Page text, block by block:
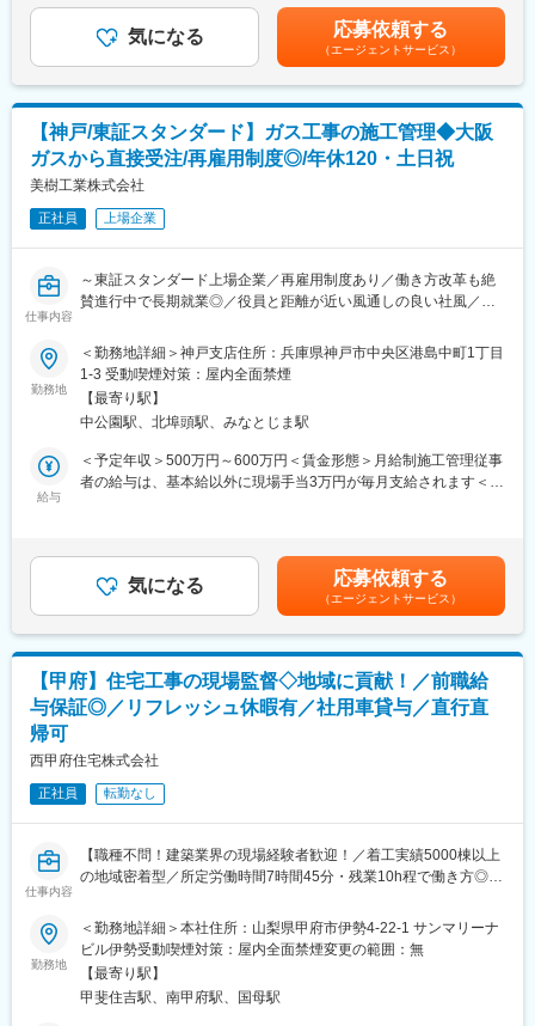
車通勤・バイク通勤可、ガソリンカード支給、駐車場完備。残業
は月平均20時間以下、長期休暇や各種手当も充実しています。
■想定されるキャリアパス
現場監督として経験を積んだ後、複数現場の統括やマネジメン
ト、資格取得による専門性向上など多様なキャリアアップが可能
です。
■企業の特徴/魅力
ける環境が整っています。
◎2026年より年休120日、完全週休2日制(土・日・祝)
◎充実の手当支給
※施工管理職の現場手当・資格手当等が支給されます。
時間の残業時間に抑えることが叶っております。
■社風：
「みんなが元気に挨拶する会社」であり、社内コミュニケーショ
ンが活発です。社内委員会の活動も活発で、役員も交えて社内の
より良い働き方に向けた活動が進んでいます。
またTeamsを用いたリモート会議も積極的に活用しています。
■教育体制：
（１）当社はメンター制度を採用しており、一人ひとりに担当の
があり、わからないことはすぐに相談できる環境があります。
（２）ガス工事にはさまざまな手順や作業があり、それを行うに
は定められた資格が必要です。当社では人材育成の取り組みのひ
ます。
また、安全、品質、CSの向上に取り組む社員・協力業者を表彰・
大阪ガス主催の資格取得講習へ参加いただいたり、自己啓発支援
として各種通信教育や資格取得セミナー等の受講費補助をしてお
ります。また、資格試験受験料は会社が全額負担しております
（各資格級毎3回まで）。
また、模擬試験問題を資格学校から購入したり、過去問から担当
がピックアップして問題集を作成したものを活用することもでき
ます。
ます。■モデル年収：30歳570万円（賞与、時間外等を含む一例）
■残業：月25時間程度（25年度実績平均25時間）※繁忙期は左記を
超える場合有り■賞与：基本給の4.0ヶ月分（前年度実
績） その他 会社業績に応じて決算賞与を支給する場合有
り賃金はあくまでも目安の金額であり、選考を通じて上下する可
能性があります。月給(月額)は固定手当を含めた表記です。
気になる 応募依頼する
（エージェントサービス）
【神戸/東証スタンダード】ガス工事の施工管理◆大阪
ガスから直接受注/再雇用制度◎/年休120・土日祝
美樹工業株式会社
正社員 上場企業
仕事内容
～東証スタンダード上場企業／再雇用制度あり／働き方改革も絶
賛進行中で長期就業◎／役員と距離が近い風通しの良い社風／転
■業務内容：
大阪ガスの指定工事会社として、ガスを安全かつ安定的に供給す
るために、兵庫県内のガス管敷設工事等を行なっています。
ガス工事の施工数は県内トップクラスで、ガス導管(外管)工事、敷
地内工事(内管)、ガス管の保全業務、緊急保安業務などを担当して
います。
◎充実の手当支給
※施工管理職の現場手当・資格手当・住宅手当等支給されます。
■社風：
「みんなが元気に挨拶する会社」であり、社内コミュニケーショ
より良い働き方に向けた活動が進んでいます。
られた資格が必要です。当社では人材育成の取り組みのひとつと
して、資格の取得をめざす社員を積極的にサポートしています。
る評価制度を設け、社内外のレベルアップに力を入れています。
■充実の資格取得支援制度：
大阪ガス主催の資格取得講習へ参加いただいたり、自己啓発支援
勤務地
＜勤務地詳細＞神戸支店住所：兵庫県神戸市中央区港島中町1丁目
1-3 受動喫煙対策：屋内全面禁煙
【最寄り駅】
中公園駅、北埠頭駅、みなとじま駅
給与
＜予定年収＞500万円～600万円＜賃金形態＞月給制施工管理従事
者の給与は、基本給以外に現場手当3万円が毎月支給されます＜賃
ます。■モデル年収：30歳570万円（賞与、時間外等を含む一例）
■残業：月25時間程度（22年度実績平均25時間）※繁忙期は左記を
超える場合有り■賞与：基本給の3.8ヶ月分（前年度実
績） その他 会社業績に応じて決算賞与を支給する場合有
り賃金はあくまでも目安の金額であり、選考を通じて上下する可
能性があります。月給(月額)は固定手当を含めた表記です。
気になる 応募依頼する
（エージェントサービス）
【甲府】住宅工事の現場監督◇地域に貢献！／前職給
与保証◎／リフレッシュ休暇有／社用車貸与／直行直
帰可
西甲府住宅株式会社
正社員 転勤なし
仕事内容
【職種不問！建築業界の現場経験者歓迎！／着工実績5000棟以上
の地域密着型／所定労働時間7時間45分・残業10h程で働き方◎／
■業務概要：
発注者側として、自社の住宅新築建築工事に関する施工管理（現
場の工程管理・安全管理・品質管理）をお任せします。
担当エリアは山梨のみで、県を跨ぐ施工や出張・転勤等もありま
勤務地
＜勤務地詳細＞本社住所：山梨県甲府市伊勢4-22-1 サンマリーナ
ビル伊勢受動喫煙対策：屋内全面禁煙変更の範囲：無
【最寄り駅】
甲斐住吉駅、南甲府駅、国母駅